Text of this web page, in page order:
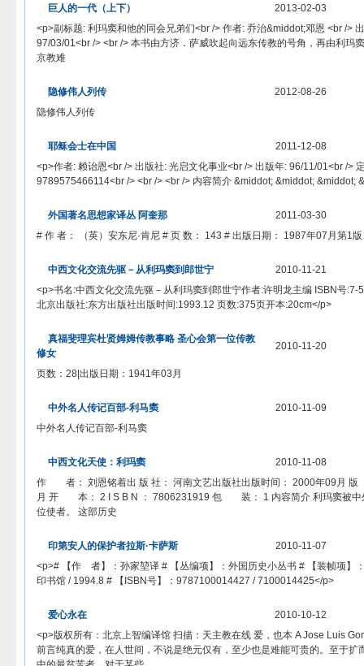
巨人的一代（上下）
2013-02-03
<p>副标题: 利玛窦和他的同会兄弟们<br /> 作者: 乔治&middot;邓恩 <br />
97/03/01<br /> <br /> 本书由方济．萨威吹起向远东传教的号角，再由利玛
京教难
隐修伟人列传
2012-08-26
隐修伟人列传
耶稣会士在中国
2011-12-08
<p>作者: 赖诒恩<br /> 出版社: 光启文化事业<br /> 出版年: 96/11/01<br />
9789575466114<br /> <br /> <br /> 内容简介 &middot; &middot; &middot;
外国著名思想家译丛 阿奎那
2011-03-30
# 作 者： （英）安东尼·肯尼 # 页 数： 143 # 出版日期： 1987年07月第1版
中西文化交流先驱－从利玛窦到郎世宁
2010-11-21
<p>书名:中西文化交流先驱－从利玛窦到郎世宁作者:许明龙主编 ISBN号
北京出版社:东方出版社出版时间:1993.12 页数:375页开本:20cm</p>
真福斐理宾杜贤姆姆传教事略 圣心会第一位传教
修女
2010-11-20
页数：28|出版日期：1941年03月
中外名人传记百部-利马窦
2010-11-09
中外名人传记百部-利马窦
中西文化天使：利玛窦
2010-11-08
作 者： 刘恩铭着出 版 社： 河南文艺出版社出版时间： 2000年09月
月 开 本： 2 I S B N ： 7806231919 包 装： 1 内容简介 利玛窦被中
位使者。 这部历史
印第安人的保护者拉斯·卡萨斯
2010-11-07
<p># 【作 者】：孙家堃译 # 【丛编项】：外国历史小丛书 # 【装帧项】
印书馆 / 1994.8 # 【ISBN号】：9787100014427 / 7100014425</p>
爱心永在
2010-10-12
<p>版权所有：北京上智编译馆 扫描：天主教在线 爱，也本 A Jose Luis
前言纯真的爱，在人世间，不说是绝元仅有，至少也是难能可贵的。至于扩